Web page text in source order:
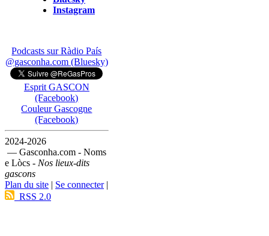
Instagram
Podcasts sur Ràdio País
@gasconha.com (Bluesky)
Esprit GASCON
(Facebook)
Couleur Gascogne
(Facebook)
2024-2026
— Gasconha.com - Noms
e Lòcs - Nos lieux-dits
gascons
Plan du site | Se connecter|
RSS 2.0